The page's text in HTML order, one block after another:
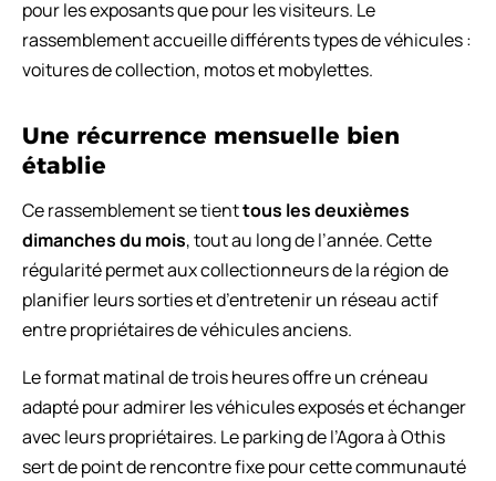
pour les exposants que pour les visiteurs. Le
rassemblement accueille différents types de véhicules :
voitures de collection, motos et mobylettes.
Une récurrence mensuelle bien
établie
Ce rassemblement se tienttous les deuxièmes
dimanches du mois, tout au long de l’année. Cette
régularité permet aux collectionneurs de la région de
planifier leurs sorties et d’entretenir un réseau actif
entre propriétaires de véhicules anciens.
Le format matinal de trois heures offre un créneau
adapté pour admirer les véhicules exposés et échanger
avec leurs propriétaires. Le parking de l’Agora à Othis
sert de point de rencontre fixe pour cette communauté